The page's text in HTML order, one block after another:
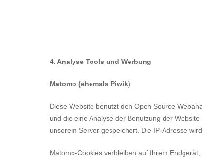
4. Analyse Tools und Werbung
Matomo (ehemals Piwik)
Diese Website benutzt den Open Source
und die eine Analyse der Benutzung der
unserem Server gespeichert. Die IP-Adresse
Matomo-Cookies verbleiben auf Ihrem Endgerät,